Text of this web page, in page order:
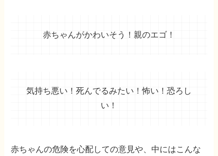
赤ちゃんがかわいそう！親のエゴ！
気持ち悪い！死んでるみたい！怖い！恐ろし
い！
赤ちゃんの危険を心配しての意見や、中にはこんな